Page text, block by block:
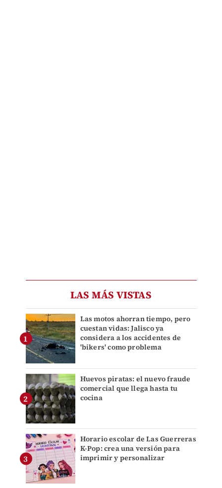
LAS MÁS VISTAS
Las motos ahorran tiempo, pero
cuestan vidas: Jalisco ya
considera a los accidentes de
'bikers' como problema
Huevos piratas: el nuevo fraude
comercial que llega hasta tu
cocina
Horario escolar de Las Guerreras
K-Pop: crea una versión para
imprimir y personalizar